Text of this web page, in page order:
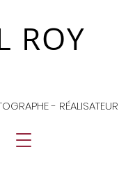
ROY
- RÉALISATEUR